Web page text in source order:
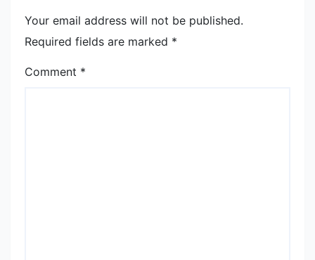
Your email address will not be published.
Required fields are marked *
Comment *